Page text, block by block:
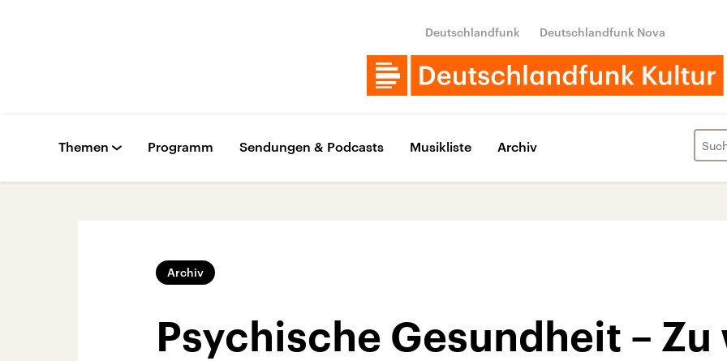
Deutschlandfunk Deutschlandfunk Nova
Themen Programm Sendungen & Podcasts Musikliste Archiv
Archiv
Psychische Gesundheit – Zu